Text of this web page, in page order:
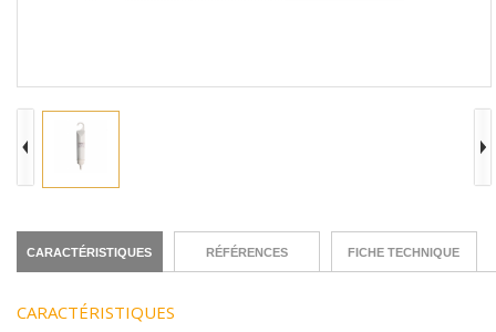
CARACTÉRISTIQUES RÉFÉRENCES FICHE TECHNIQUE
CARACTÉRISTIQUES